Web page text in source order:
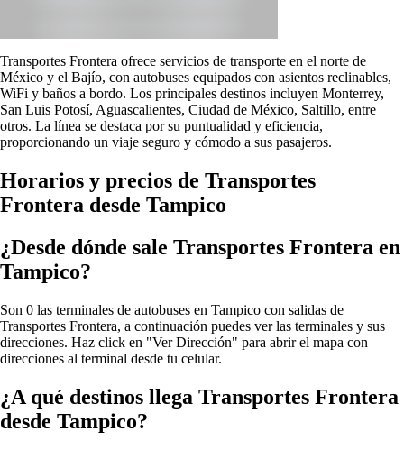
Transportes Frontera ofrece servicios de transporte en el norte de
México y el Bajío, con autobuses equipados con asientos reclinables,
WiFi y baños a bordo. Los principales destinos incluyen Monterrey,
San Luis Potosí, Aguascalientes, Ciudad de México, Saltillo, entre
otros. La línea se destaca por su puntualidad y eficiencia,
proporcionando un viaje seguro y cómodo a sus pasajeros.
Horarios y precios de Transportes
Frontera desde Tampico
¿Desde dónde sale Transportes Frontera en
Tampico?
Son 0 las terminales de autobuses en Tampico con salidas de
Transportes Frontera, a continuación puedes ver las terminales y sus
direcciones. Haz click en "Ver Dirección" para abrir el mapa con
direcciones al terminal desde tu celular.
¿A qué destinos llega Transportes Frontera
desde Tampico?